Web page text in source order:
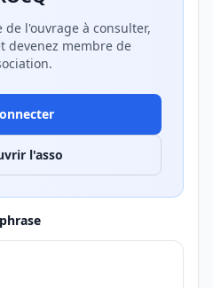
l'ouvrage à consulter,
devenez membre de
l'asso